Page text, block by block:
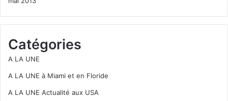
Catégories
A LA UNE
A LA UNE à Miami et en Floride
A LA UNE Actualité aux USA